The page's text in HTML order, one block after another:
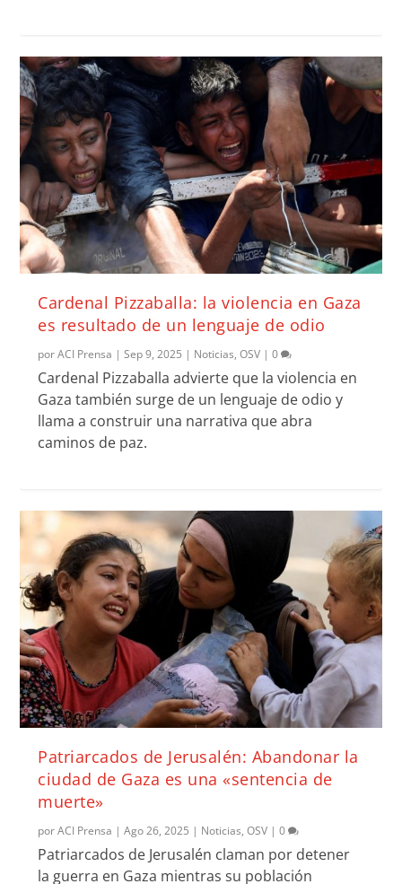
Cardenal Pizzaballa: la violencia en Gaza
es resultado de un lenguaje de odio
porACI Prensa |Sep 9, 2025 | Noticias,OSV |0
Cardenal Pizzaballa advierte que la violencia en
Gaza también surge de un lenguaje de odio y
llama a construir una narrativa que abra
caminos de paz.
Patriarcados de Jerusalén: Abandonar la
ciudad de Gaza es una «sentencia de
muerte»
porACI Prensa |Ago 26, 2025 | Noticias,OSV |0
Patriarcados de Jerusalén claman por detener
la guerra en Gaza mientras su población